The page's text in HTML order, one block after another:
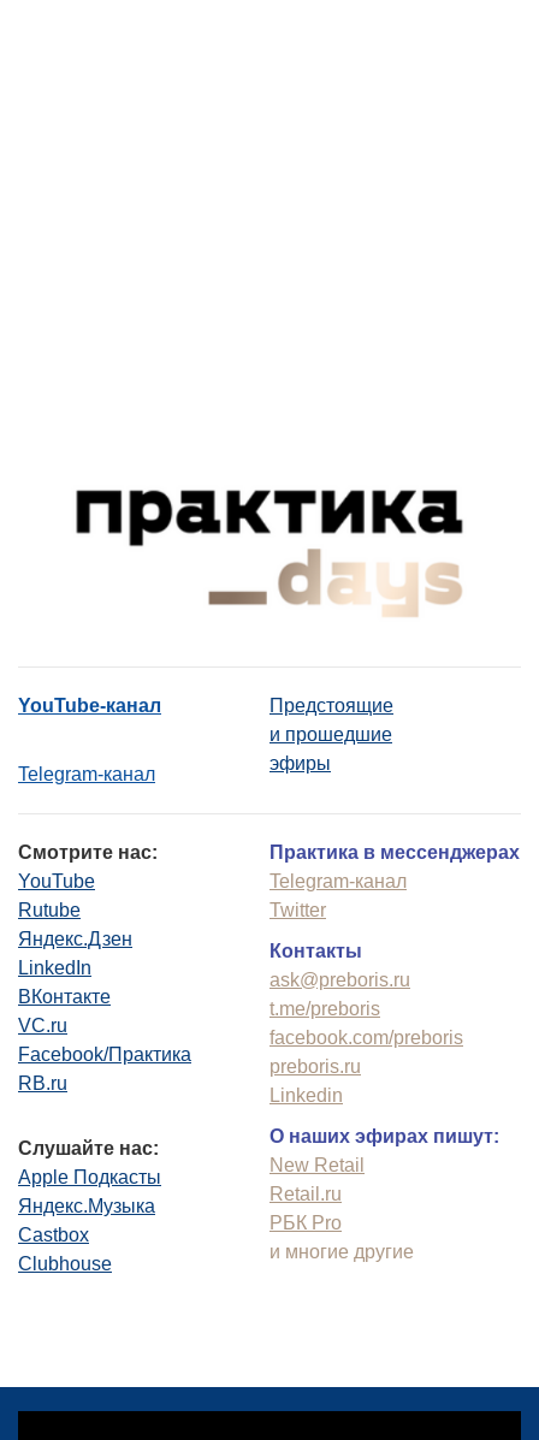
YouTube-канал
Telegram-канал
Предстоящие
и прошедшие
эфиры
Смотрите нас:
YouTube
Rutube
Яндекс.Дзен
LinkedIn
ВКонтакте
VC.ru
Facebook/Практика
RB.ru
Слушайте нас:
Apple Подкасты
Яндекс.Музыка
Castbox
Clubhouse
Практика в мессенджерах
Telegram-канал
Twitter
Контакты
ask@preboris.ru
t.me/preboris
facebook.com/preboris
preboris.ru
Linkedin
О наших эфирах пишут:
New Retail
Retail.ru
РБК Pro
и многие другие